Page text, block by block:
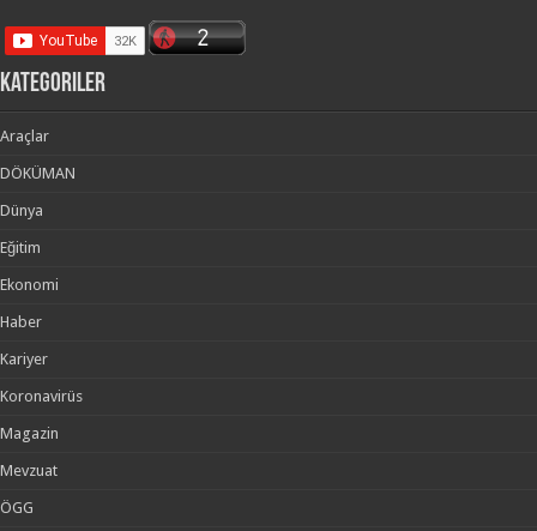
kategoriler
Araçlar
DÖKÜMAN
Dünya
Eğitim
Ekonomi
Haber
Kariyer
Koronavirüs
Magazin
Mevzuat
ÖGG